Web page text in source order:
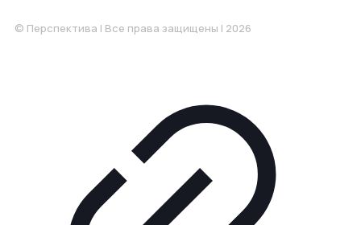
© Перспектива | Все права защищены | 2026